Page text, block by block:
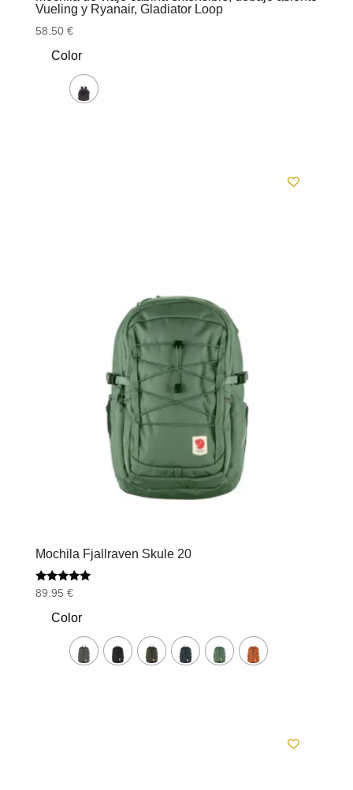
Vueling y Ryanair, Gladiator Loop
58.50 €
Color
Mochila Fjallraven Skule 20
Valorado
5.00
de 5
89.95 €
Color